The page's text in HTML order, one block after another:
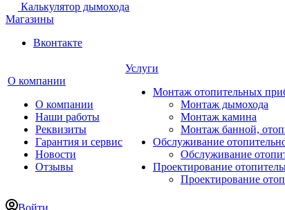
Калькулятор дымохода
Магазины
Вконтакте
О компании
О компании
Наши работы
Реквизиты
Гарантия и сервис
Новости
Отзывы
Услуги
Монтаж отопительных
Монтаж дымохода
Монтаж камина
Монтаж банной,
Обслуживание
Обслуживание
Проектирование
Проектирование
Войти